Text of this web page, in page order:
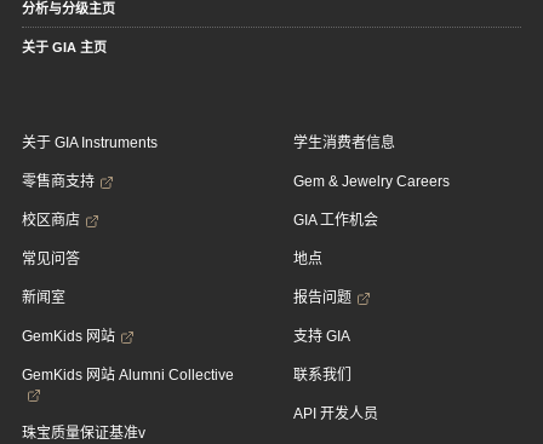
分析与分级主页
关于 GIA 主页
关于 GIA Instruments
零售商支持
校区商店
常见问答
新闻室
GemKids 网站
GemKids 网站 Alumni Collective
珠宝质量保证基准v
学生消费者信息
Gem & Jewelry Careers
GIA 工作机会
地点
报告问题
支持 GIA
联系我们
API 开发人员